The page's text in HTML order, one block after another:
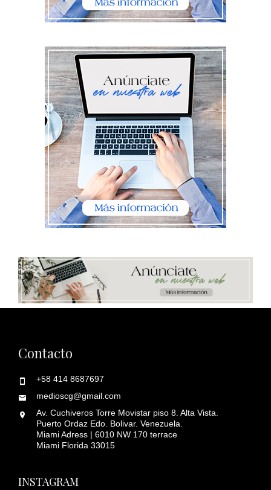
Contacto
+58 414 8687697
medioscg@gmail.com
Av. Cuchiveros Torre Movistar piso 8. Alta Vista.
Puerto Ordaz Edo. Bolivar. Venezuela.
Miami Adress | 6010 NW 170 terrace
Miami Florida 33015
INSTAGRAM